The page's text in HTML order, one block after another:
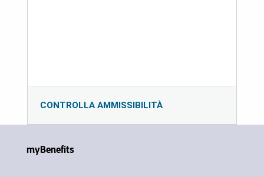
CONTROLLA AMMISSIBILITÀ
myBenefits